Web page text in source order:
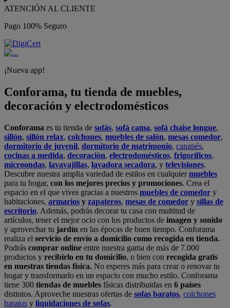
ATENCIÓN AL CLIENTE
Pago 100% Seguro
¡Nueva app!
Conforama, tu tienda de muebles,
decoración y electrodomésticos
Conforama es tu tienda de sofás, sofá cama, sofá chaise longue,
sillón, sillón relax, colchones, muebles de salón, mesas comedor,
dormitorio de juvenil, dormitorio de matrimonio, canapés,
cocinas a medida, decoración, electrodomésticos, frigoríficos,
microondas, lavavajillas, lavadora secadora, y televisiones.
Descubre nuestra amplia variedad de estilos en cualquiermuebles
para tu hogar, con los mejores precios y promociones. Crea el
espacio en el que vives gracias a nuestros muebles de comedor y
habitaciones, armarios y zapateros, mesas de comedor y sillas de
escritorio. Además, podrás decorar tu casa con multitud de
artículos, tener el mejor ocio con los productos de imagen y sonido
y aprovechar tu jardín en las épocas de buen tiempo. Conforama
realiza el servicio de envío a domicilio como recogida en tienda.
Podrás comprar online entre nuestra gama de más de 7.000
productos y recibirlo en tu domicilio, o bien con recogida gratis
en nuestras tiendas física. No esperes más para crear o renovar tu
hogar y transformarlo en un espacio con mucho estilo. Conforama
tiene 300 tiendas de muebles físicas distribuidas en 6 países
distintos. Aproveche nuestras ofertas de sofas baratos, colchones
baratos y liquidaciones de sofas.